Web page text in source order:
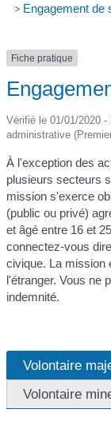
> Engagement de
Fiche pratique
Vérifié le 01/01/2020
administrative
À l'exception des
plusieurs secteurs
mission s'exerce
(public ou privé)
et âgé entre 16 et
connectez-vous
civique. La mission
l'étranger. Vous ne
indemnité.
Volontaire
Volontaire